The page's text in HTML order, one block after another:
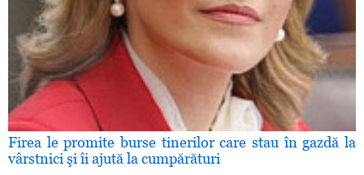
Firea le promite burse tinerilor care stau în gazdă la
vârstnici şi îi ajută la cumpărături